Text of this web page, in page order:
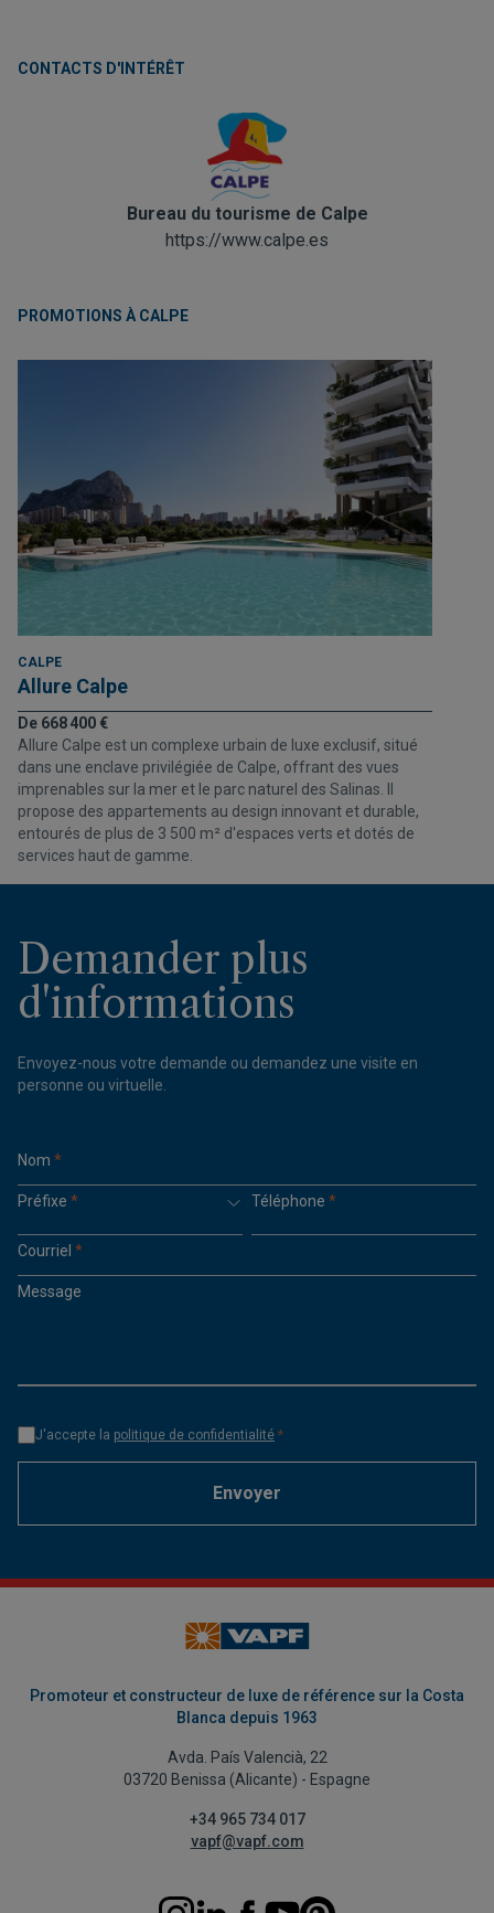
CONTACTS D'INTÉRÊT
Bureau du tourisme de Calpe
https://www.calpe.es
PROMOTIONS À CALPE
CALPE
Allure Calpe
De 668 400 €
Allure Calpe est un complexe urbain de luxe exclusif, situé
dans une enclave privilégiée de Calpe, offrant des vues
imprenables sur la mer et le parc naturel des Salinas. Il
propose des appartements au design innovant et durable,
entourés de plus de 3 500 m² d'espaces verts et dotés de
services haut de gamme.
Demander plus
d'informations
Envoyez-nous votre demande ou demandez une visite en
personne ou virtuelle.
Nom *
Préfixe * Téléphone *
Courriel *
Message
J'accepte la politique de confidentialité *
Envoyer
Promoteur et constructeur de luxe de référence sur la Costa
Blanca depuis 1963
Avda. País Valencià, 22
03720 Benissa (Alicante) - Espagne
+34 965 734 017
vapf@vapf.com